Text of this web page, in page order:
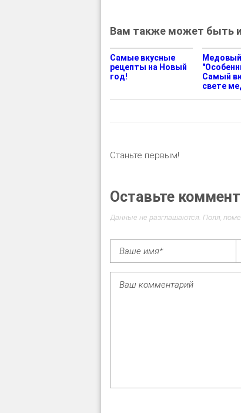
Вам также может быть
Самые вкусные
рецепты на Новый
год!
Самый
свете
Станьте первым!
Оставьте
Данные не разглашаются. Поля,